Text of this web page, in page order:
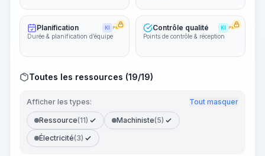
Planification KI PRO
Durée & planification d’équipe
Contrôle qualité KI PRO
Points de contrôle & réception
Toutes les ressources (19/19)
Afficher les types: Tout masquer
Ressource(11) Machiniste(5)
Électricité(3)